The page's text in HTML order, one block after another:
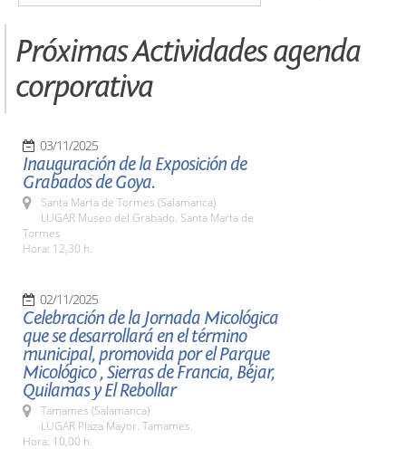
Próximas Actividades agenda
corporativa
03/11/2025
Inauguración de la Exposición de
Grabados de Goya.
Santa Marta de Tormes (Salamanca)
LUGAR Museo del Grabado. Santa Marta de
Tormes
Hora: 12,30 h.
02/11/2025
Celebración de la Jornada Micológica
que se desarrollará en el término
municipal, promovida por el Parque
Micológico , Sierras de Francia, Béjar,
Quilamas y El Rebollar
Tamames (Salamanca)
LUGAR Plaza Mayor. Tamames.
Hora: 10,00 h.